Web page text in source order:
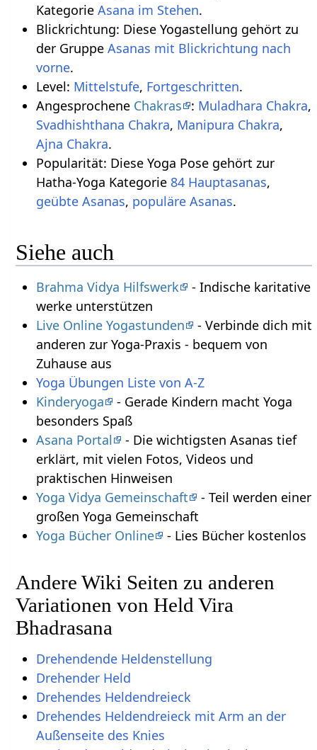
Kategorie Asana im Stehen.
Blickrichtung: Diese Yogastellung gehört zu
der Gruppe Asanas mit Blickrichtung nach
vorne.
Level: Mittelstufe, Fortgeschritten.
Angesprochene Chakras : Muladhara Chakra,
Svadhishthana Chakra, Manipura Chakra,
Ajna Chakra.
Popularität: Diese Yoga Pose gehört zur
Hatha-Yoga Kategorie 84 Hauptasanas,
geübte Asanas, populäre Asanas.
Siehe auch
Brahma Vidya Hilfswerk
- Indische karitative
werke unterstützen
Live Online Yogastunden
- Verbinde dich mit
anderen zur Yoga-Praxis - bequem von
Zuhause aus
Yoga Übungen Liste von A-Z
Kinderyoga
- Gerade Kindern macht Yoga
besonders Spaß
Asana Portal
- Die wichtigsten Asanas tief
erklärt, mit vielen Fotos, Videos und
praktischen Hinweisen
Yoga Vidya Gemeinschaft
- Teil werden einer
großen Yoga Gemeinschaft
Yoga Bücher Online
- Lies Bücher kostenlos
Andere Wiki Seiten zu anderen
Variationen von Held Vira
Bhadrasana
Drehendende Heldenstellung
Drehender Held
Drehendes Heldendreieck
Drehendes Heldendreieck mit Arm an der
Außenseite des Knies